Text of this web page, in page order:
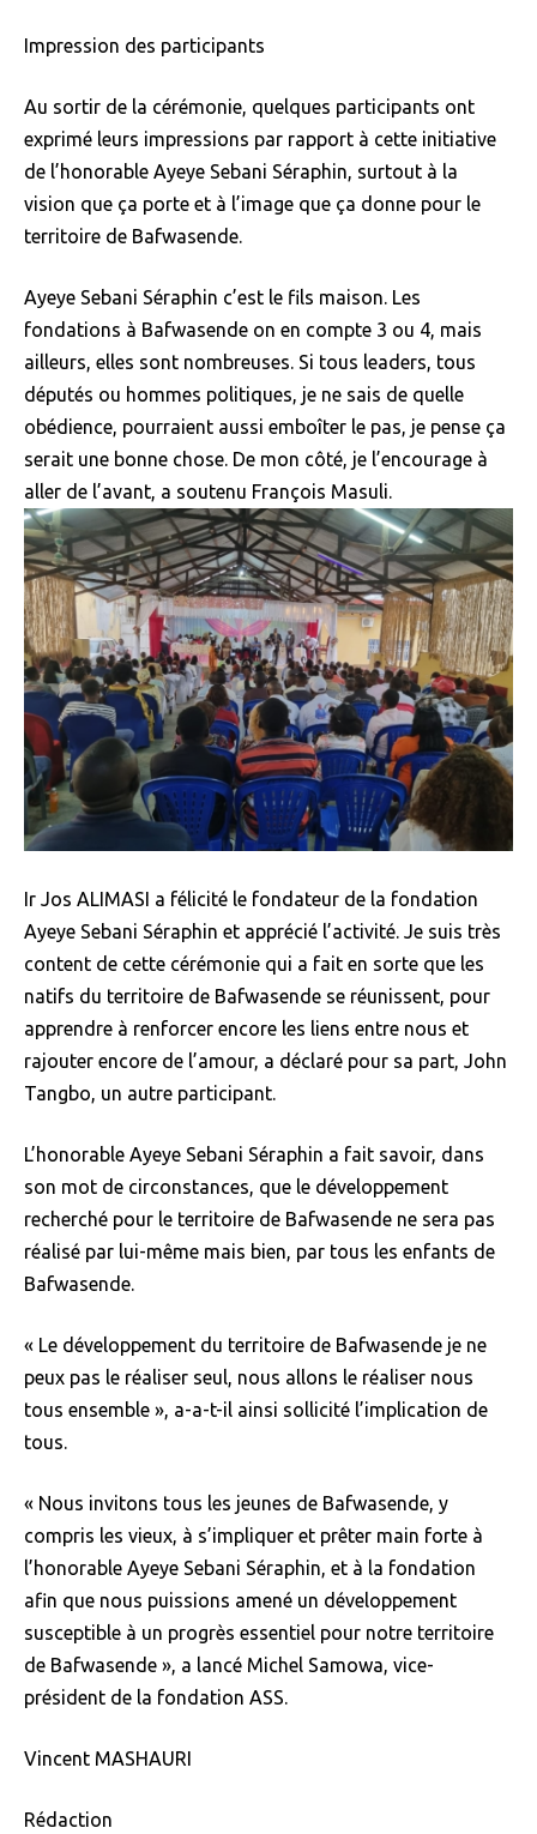
Impression des participants
Au sortir de la cérémonie, quelques participants ont
exprimé leurs impressions par rapport à cette initiative
de l’honorable Ayeye Sebani Séraphin, surtout à la
vision que ça porte et à l’image que ça donne pour le
territoire de Bafwasende.
Ayeye Sebani Séraphin c’est le fils maison. Les
fondations à Bafwasende on en compte 3 ou 4, mais
ailleurs, elles sont nombreuses. Si tous leaders, tous
députés ou hommes politiques, je ne sais de quelle
obédience, pourraient aussi emboîter le pas, je pense ça
serait une bonne chose. De mon côté, je l’encourage à
aller de l’avant, a soutenu François Masuli.
Ir Jos ALIMASI a félicité le fondateur de la fondation
Ayeye Sebani Séraphin et apprécié l’activité. Je suis très
content de cette cérémonie qui a fait en sorte que les
natifs du territoire de Bafwasende se réunissent, pour
apprendre à renforcer encore les liens entre nous et
rajouter encore de l’amour, a déclaré pour sa part, John
Tangbo, un autre participant.
L’honorable Ayeye Sebani Séraphin a fait savoir, dans
son mot de circonstances, que le développement
recherché pour le territoire de Bafwasende ne sera pas
réalisé par lui-même mais bien, par tous les enfants de
Bafwasende.
« Le développement du territoire de Bafwasende je ne
peux pas le réaliser seul, nous allons le réaliser nous
tous ensemble », a-a-t-il ainsi sollicité l’implication de
tous.
« Nous invitons tous les jeunes de Bafwasende, y
compris les vieux, à s’impliquer et prêter main forte à
l’honorable Ayeye Sebani Séraphin, et à la fondation
afin que nous puissions amené un développement
susceptible à un progrès essentiel pour notre territoire
de Bafwasende », a lancé Michel Samowa, vice-
président de la fondation ASS.
Vincent MASHAURI
Rédaction